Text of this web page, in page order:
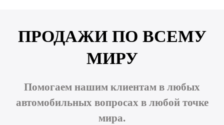
ПРОДАЖИ ПО ВСЕМУ
МИРУ
Помогаем нашим клиентам в любых
автомобильных вопросах в любой точке
мира.